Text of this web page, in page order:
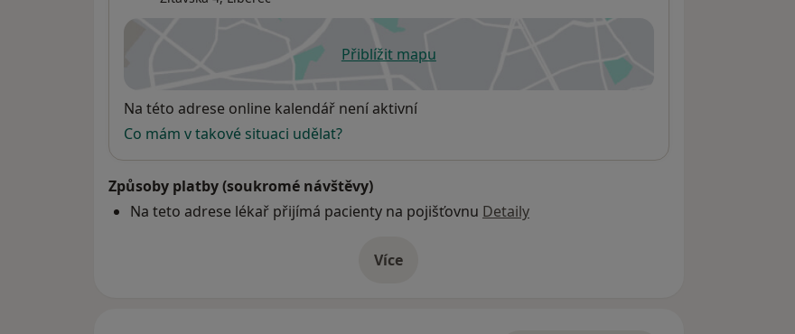
Přiblížit mapuse otevře v nové záložce
Dostupnost
Na této adrese online kalendář není aktivní
Co mám v takové situaci udělat?
Způsoby platby (soukromé návštěvy)
Na teto adrese lékař přijímá pacienty na pojišťovnu Detaily
Víceo adrese